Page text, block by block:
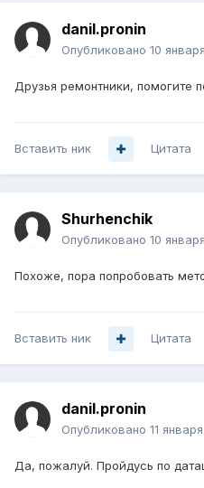
danil.pronin
Опубликовано 10
Друзья ремонтники, помогите
Вставить ник Цитата
Shurhenchik
Опубликовано 10
Похоже, пора попробовать
Вставить ник Цитата
danil.pronin
Опубликовано 11
Да, пожалуй. Пройдусь по